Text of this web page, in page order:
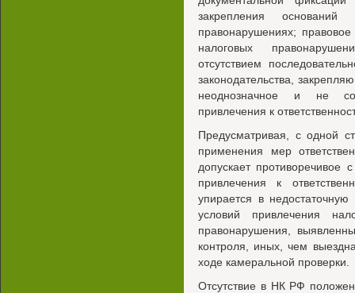
закрепления
правонарушениях;
налоговых
отсутствием
законодательства,
неоднозначное и не
привлечения к
Предусматривая, с одной
применения мер
допускает противоречивое
привлечения к
упирается в
условий привлечения
правонарушения,
контроля, иных, чем
ходе камеральной проверки.
Отсутствие в НК РФ